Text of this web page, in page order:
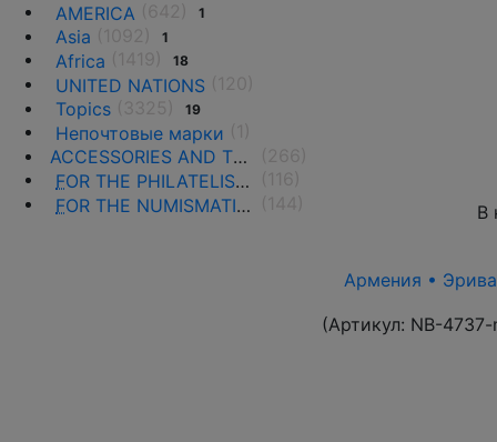
AMERICA 1
Asia 1
Africa 18
UNITED NATIONS
Topics
19
Непочтовые марки
ACCESSORIES AND THE LITERATURE
FOR THE PHILATELISTS
FOR THE NUMISMATISTS В
Армения •
(Артикул: NB-4737-